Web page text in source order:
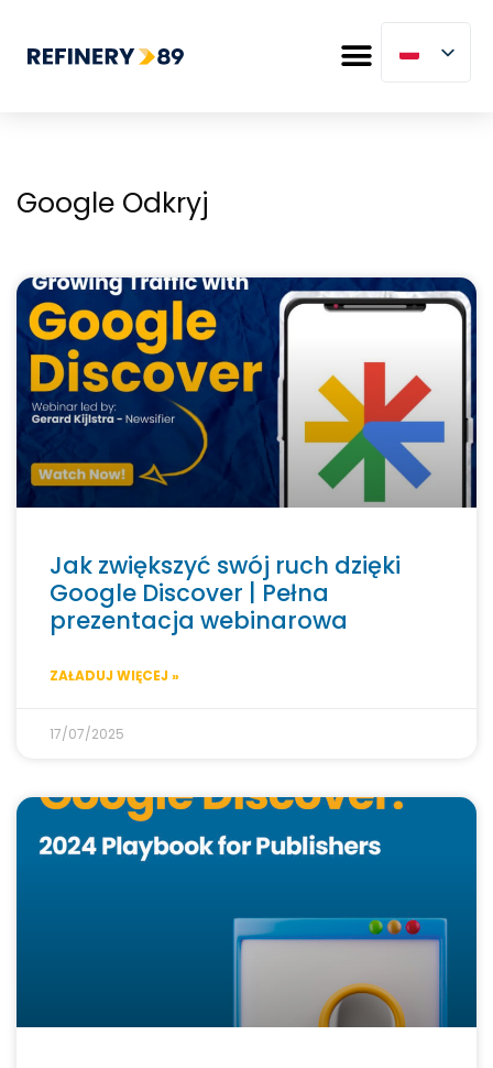
Google Odkryj
Jak zwiększyć swój ruch dzięki
Google Discover | Pełna
prezentacja webinarowa
ZAŁADUJ WIĘCEJ »
17/07/2025